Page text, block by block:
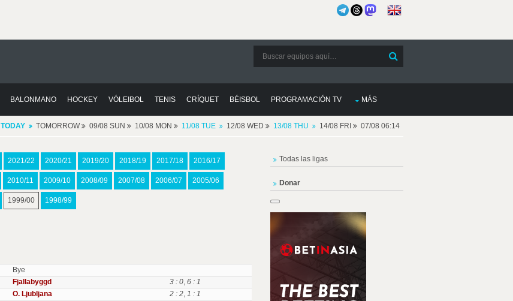
BALONMANO HOCKEY VÓLEIBOL TENIS CRÍQUET BÉISBOL PROGRAMACIÓN TV MÁS
TODAY TOMORROW 09/08 SUN 10/08 MON 11/08 TUE 12/08 WED 13/08 THU 14/08 FRI 07/08 06:14
2021/22 2020/21 2019/20 2018/19 2017/18 2016/17
2010/11 2009/10 2008/09 2007/08 2006/07 2005/06
1999/00 1998/99
Bye
Fjallabyggd 3 : 0, 6 : 1
O. Ljubljana 2 : 2, 1 : 1
Todas las ligas
Donar